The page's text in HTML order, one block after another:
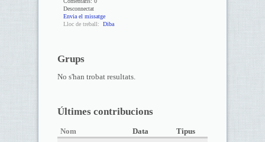
Desconnectat
Envia el missatge
Lloc de treball:
Diba
Grups
No s'han trobat resultats.
Últimes contribucions
Nom Data
Tipus